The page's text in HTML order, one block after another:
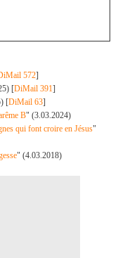
572]
[DiMail 391]
[DiMail 63]
B" (3.03.2024)
qui font croire en Jésus"
" (4.03.2018)